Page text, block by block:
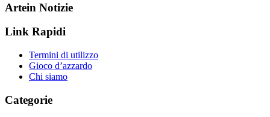
Artein Notizie
Link Rapidi
Termini di utilizzo
Gioco d’azzardo
Chi siamo
Categorie